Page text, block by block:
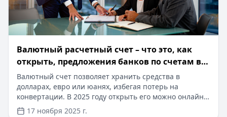
Валютный расчетный счет – что это, как
открыть, предложения банков по счетам в
валюте
Валютный счет позволяет хранить средства в
долларах, евро или юанях, избегая потерь на
конвертации. В 2025 году открыть его можно онлайн
за 5 минут, а топ-10 банков предлагают выгодные
17 ноября 2025 г.